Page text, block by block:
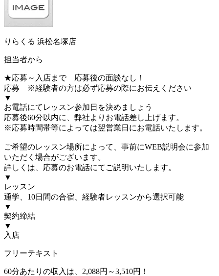
りらくる 浜松名塚店
担当者から
★応募～入店まで 応募後の面談なし！
応募 ※経験者の方は必ず応募の際にお伝えください
▼
お電話にてレッスン参加日を決めましょう
応募後60分以内に、弊社よりお電話差し上げます。
※応募時間帯等によっては翌営業日にお電話いたします。
ご希望のレッスン場所によって、事前にWEB説明会に参加
いただく場合がございます。
詳しくは、応募のお電話にてご説明いたします。
▼
レッスン
通学、10日間の合宿、経験者レッスンから選択可能
▼
契約締結
▼
入店
フリーテキスト
60分あたりの収入は、2,088円～3,510円！